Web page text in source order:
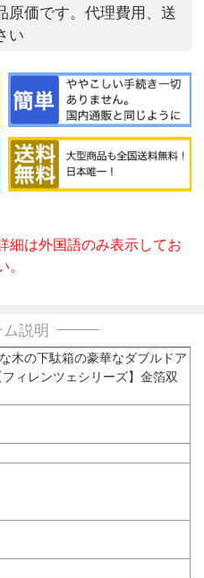
原価です。代理費用、送
い
細は外国語のみ表示してお
説明
木の下駄箱の豪華なダブルドア
ィレンツェシリーズ】金箔双